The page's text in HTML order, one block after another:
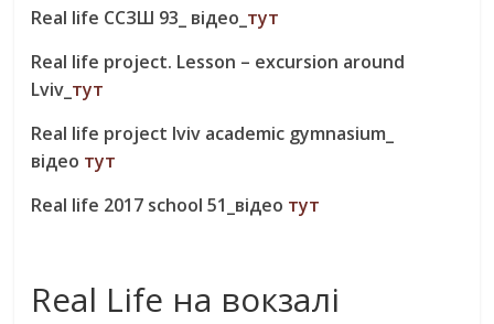
Real life CCЗШ 93_ відео_ тут
Real life project. Lesson – excursion around
Lviv_ тут
Real life project lviv academic gymnasium_
відео тут
Real life 2017 school 51_відео тут
Real Life на вокзалі